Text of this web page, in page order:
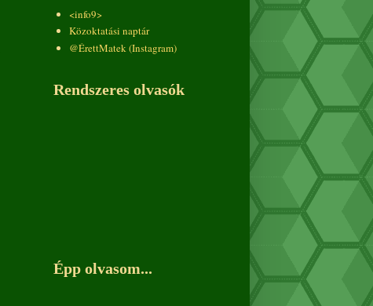
<info9>
Közoktatási naptár
@ÉrettMatek (Instagram)
Rendszeres olvasók
Épp olvasom...